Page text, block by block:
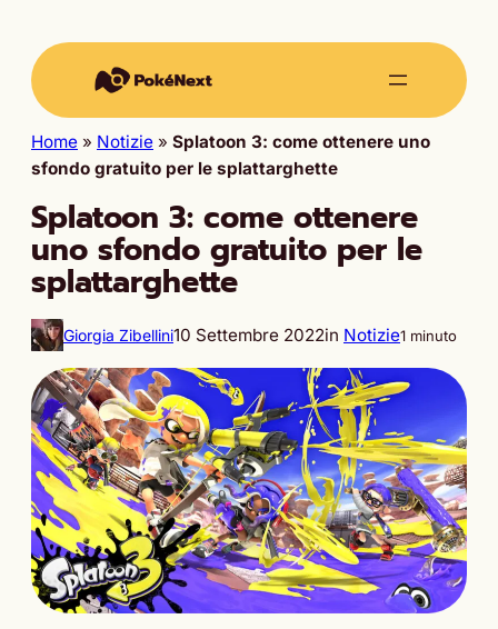
Home » Notizie » Splatoon 3: come ottenere uno
sfondo gratuito per le splattarghette
Splatoon 3: come ottenere
uno sfondo gratuito per le
splattarghette
Giorgia Zibellini10 Settembre 2022in Notizie1 minuto